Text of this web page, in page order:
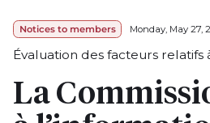
Notices to members Monday, May 27,
Évaluation des facteurs relatifs
La